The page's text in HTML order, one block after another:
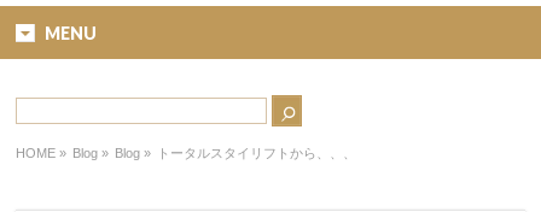
MENU
HOME » Blog » Blog » トータルスタイリフトから、、、